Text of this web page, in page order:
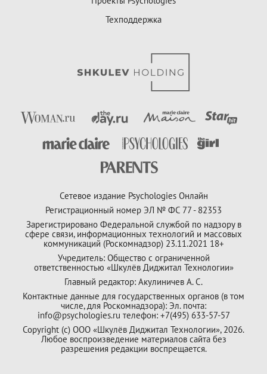
Техподдержка
Сетевое издание Psychologies Онлайн
Регистрационный номер ЭЛ № ФС 77 - 82353
Зарегистрировано Федеральной службой по надзору в
сфере связи, информационных технологий и массовых
коммуникаций (Роскомнадзор) 23.11.2021 18+
Учредитель: Общество с ограниченной
ответственностью «Шкулёв Диджитал Технологии»
Главный редактор: Акулиничев А. С.
Контактные данные для государственных органов (в том
числе, для Роскомнадзора): Эл. почта:
info@psychologies.ru телефон: +7(495) 633-57-57
Copyright (с) ООО «Шкулёв Диджитал Технологии», 2026.
Любое воспроизведение материалов сайта без
разрешения редакции воспрещается.